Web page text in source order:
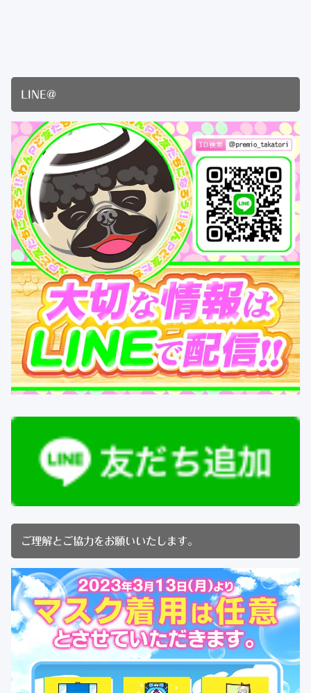
LINE@
ご理解とご協力をお願いいたします。